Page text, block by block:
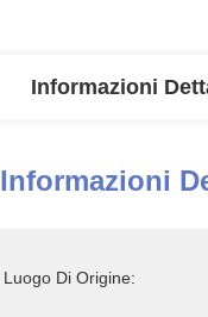
Informazioni
Informazioni
Luogo Di Origine: